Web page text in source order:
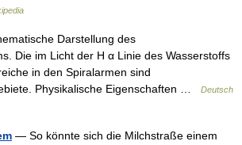
Darstellung des
Die im Licht der H α Linie des Wasserstoffs
in den Spiralarmen sind
Physikalische Eigenschaften …
Deutsch
— So könnte sich die Milchstraße einem